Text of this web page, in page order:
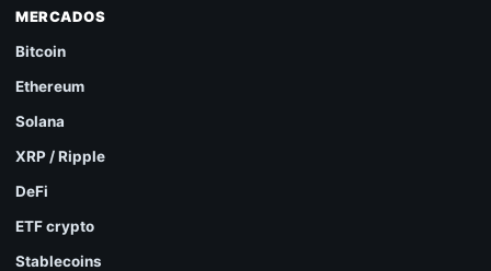
MERCADOS
Bitcoin
Ethereum
Solana
XRP / Ripple
DeFi
ETF crypto
Stablecoins